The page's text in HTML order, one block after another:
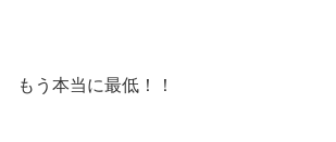
もう本当に最低！！